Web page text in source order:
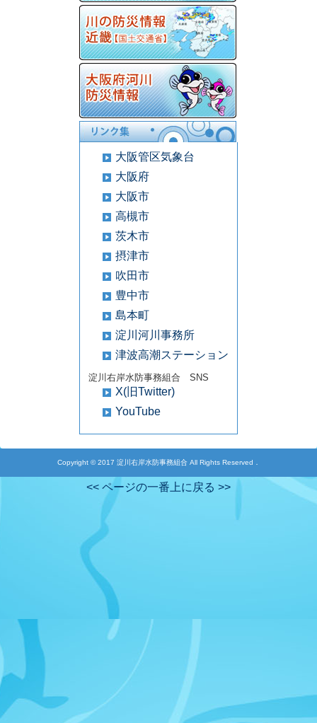
大阪管区気象台
大阪府
大阪市
高槻市
茨木市
摂津市
吹田市
豊中市
島本町
淀川河川事務所
津波高潮ステーション
淀川右岸水防事務組合 SNS
X(旧Twitter)
YouTube
Copyright © 2017 淀川右岸水防事務組合 All Rights Reserved．
<< ページの一番上に戻る >>